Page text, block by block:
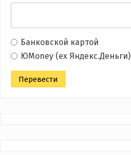
Банковской картой
ЮMoney (ex Яндекс.Деньги)